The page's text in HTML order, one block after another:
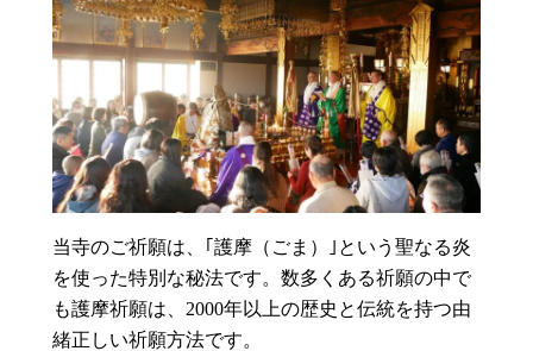
当寺のご祈願は、｢護摩（ごま）｣という聖なる炎
を使った特別な秘法です。数多くある祈願の中で
も護摩祈願は、2000年以上の歴史と伝統を持つ由
緒正しい祈願方法です。